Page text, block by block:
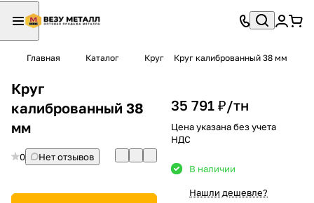
Главная Каталог Круг Круг калиброванный 38 мм
Круг
калиброванный 38
мм
0 Нет отзывов
35 791 ₽/тн
Цена указана без учета
НДС
В наличии
Нашли дешевле?